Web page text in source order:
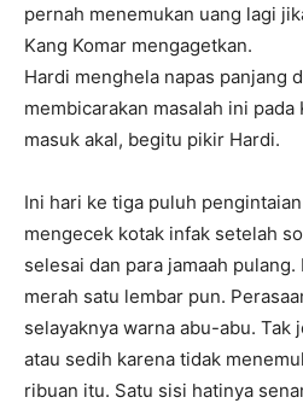
pernah menemukan uang lagi
Kang Komar mengagetkan.
Hardi menghela napas panjang
membicarakan masalah ini pada
masuk akal, begitu pikir Hardi.
Ini hari ke tiga puluh
mengecek kotak infak setelah
selesai dan para jamaah pulang.
merah satu lembar pun.
selayaknya warna abu-abu. Tak
atau sedih karena tidak
ribuan itu. Satu sisi hatinya